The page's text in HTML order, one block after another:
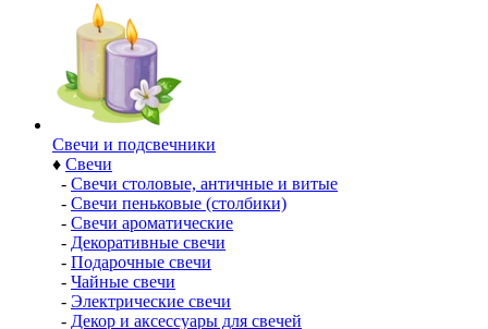
Свечи и подсвечники
♦ Свечи
- Свечи столовые, античные и витые
- Свечи пеньковые (столбики)
- Свечи ароматические
- Декоративные свечи
- Подарочные свечи
- Чайные свечи
- Электрические свечи
- Декор и аксессуары для свечей